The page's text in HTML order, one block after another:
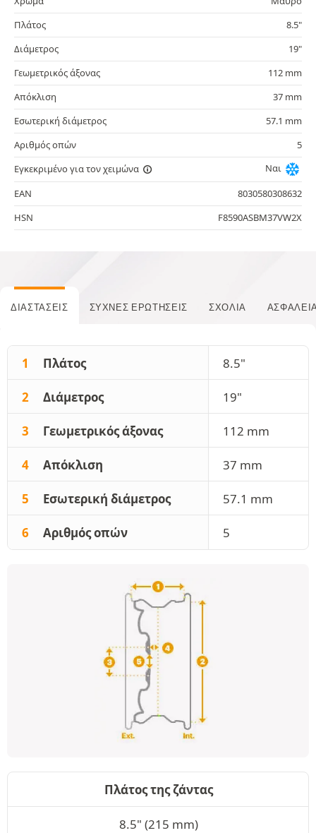
Πλάτος
8.5"
Διάμετρος
19"
Γεωμετρικός άξονας
112 mm
Απόκλιση
37 mm
Εσωτερική διάμετρος
57.1 mm
Αριθμός οπών
5
Εγκεκριμένο για τον χειμώνα
Ναι
EAN
8030580308632
HSN
F8590ASBM37VW2X
ΔΙΑΣΤΆΣΕΙΣ ΣΥΧΝΈΣ ΕΡΩΤΉΣΕΙΣ ΣΧΌΛΙΑ
1 Πλάτος 8.5"
2 Διάμετρος 19"
3 Γεωμετρικός άξονας 112 mm
4 Απόκλιση 37 mm
5 Εσωτερική διάμετρος 57.1 mm
6 Αριθμός οπών 5
Πλάτος της ζάντας
8.5" (215 mm)